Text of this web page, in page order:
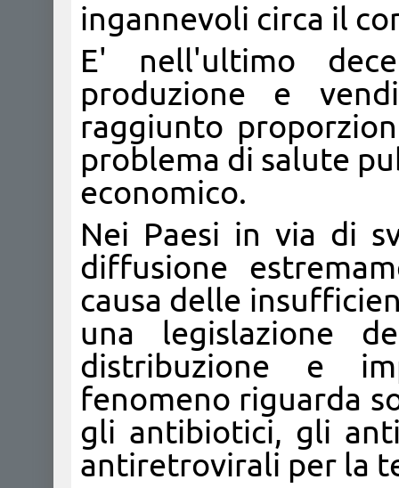
ingannevoli circa il
E' nell'ultimo
produzione e
raggiunto
problema di salute
economico.
Nei Paesi in via di
diffusione
causa delle
una legislazione
distribuzione e
fenomeno riguarda
gli antibiotici, gli
antiretrovirali per la